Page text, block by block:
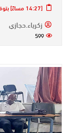
[14:27 مساءً] بتوقيت الجزائر - الثلاثاء 31 مايو 2022
زكرياء.حجازي
599